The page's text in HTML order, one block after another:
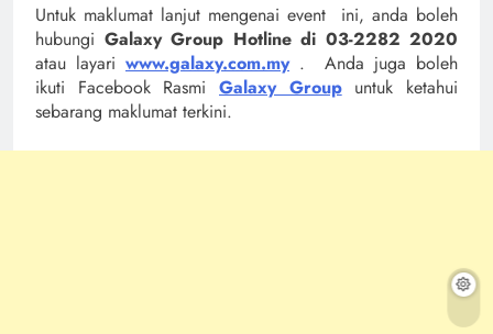
Untuk maklumat lanjut mengenai event ini, anda boleh
hubungi Galaxy Group Hotline di 03-2282 2020
atau layari www.galaxy.com.my. Anda juga boleh
ikuti Facebook Rasmi Galaxy Groupuntuk ketahui
sebarang maklumat terkini.